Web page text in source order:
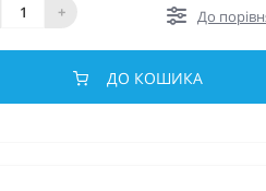
+
До
ДО КОШИКА